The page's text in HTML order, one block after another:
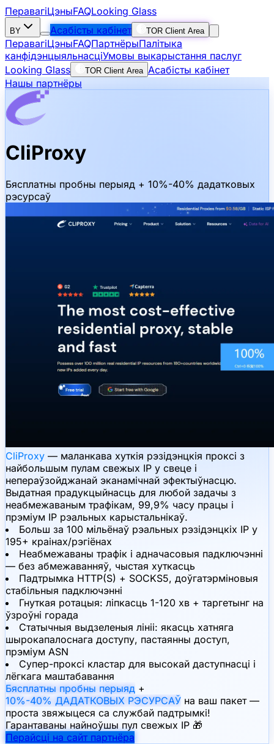
ПеравагіЦэныFAQLooking Glass
BY Асабісты кабінет TOR Client Area
ПеравагіЦэныFAQПартнёрыПалітыка
канфідэнцыяльнасціУмовы выкарыстання паслуг
Looking Glass
TOR Client Area Асабісты кабінет
Нашы партнёры
CliProxy
Бясплатны пробны перыяд + 10%-40% дадатковых
рэсурсаў
CliProxy — маланкава хуткія рэзідэнцкія проксі з
найбольшым пулам свежых IP у свеце і
непераўзойджанай эканамічнай эфектыўнасцю.
Выдатная прадукцыйнасць для любой задачы з
неабмежаваным трафікам, 99,9% часу працы і
прэміум IP рэальных карыстальнікаў.
Больш за 100 мільёнаў рэальных рэзідэнцкіх IP у
195+ краінах/рэгіёнах
Неабмежаваны трафік і адначасовыя падключэнні
— без абмежаванняў, чыстая хуткасць
Падтрымка HTTP(S) + SOCKS5, доўгатэрміновыя
стабільныя падключэнні
Гнуткая ротацыя: ліпкасць 1-120 хв + таргетынг на
ўзроўні горада
Статычныя выдзеленыя лініі: якасць хатняга
шырокапалоснага доступу, пастаянны доступ,
прэміум ASN
Супер-проксі кластар для высокай даступнасці і
лёгкага маштабавання
Бясплатны пробны перыяд +
10%-40% ДАДАТКОВЫХ РЭСУРСАЎ на ваш пакет —
проста звяжыцеся са службай падтрымкі!
Гарантаваны найноўшы пул свежых IP 🎁
Перайсці на сайт партнёра